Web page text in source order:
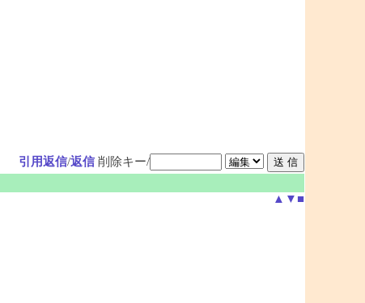
引用返信/返信 削除キー/
▲ ▼ ■